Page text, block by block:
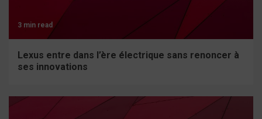
3 min read
Lexus entre dans l’ère électrique sans renoncer à
ses innovations